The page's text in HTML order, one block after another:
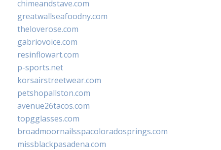
chimeandstave.com
greatwallseafoodny.com
theloverose.com
gabriovoice.com
resinflowart.com
p-sports.net
korsairstreetwear.com
petshopallston.com
avenue26tacos.com
topgglasses.com
broadmoornailsspacoloradosprings.com
missblackpasadena.com